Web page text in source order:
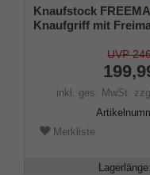
Knaufstock
Knaufgriff mit
UVP
inkl. ges. MwSt.
Merkliste
Lagerlänge: